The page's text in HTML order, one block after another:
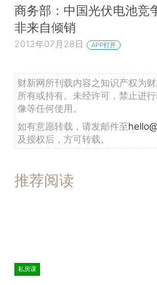
商务部：中国光伏电池竞
非来自倾销
2012年07月28日 APP打开
财新网所刊载内容之知识产权为
所有或持有。未经许可，禁止进
像等任何使用。
如有意愿转载，请发邮件至
及授权后，方可转载。
推荐阅读
私房课